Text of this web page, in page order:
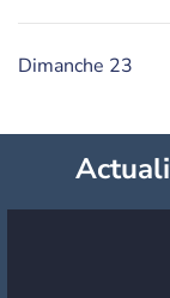
Dimanche 23